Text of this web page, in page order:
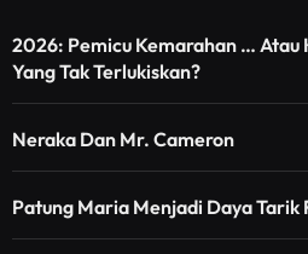
2026: Pemicu Kemarahan … Atau
Yang Tak Terlukiskan?
Neraka Dan Mr. Cameron
Patung Maria Menjadi Daya Tarik